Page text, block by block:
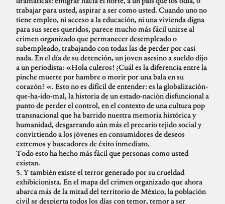
trabajar para usted, aspirar a ser como usted. Cuando uno no
tiene empleo, ni acceso a la educación, ni una vivienda digna
para sus seres queridos, parece mucho más fácil unirse al
crimen organizado que permanecer desempleado o
subempleado, trabajando con todas las de perder por casi
nada. En el día de su detención, un joven asesino a sueldo dijo
a un periodista: «Hola culeros! ¿Cuál es la diferencia entre la
pinche muerte por hambre o morir por una bala en su
corazón? «. Esto no es difícil de entender: es la globalización-
que-ha-ido-mal, la historia de un estado-nación disfuncional a
punto de perder el control, en el contexto de una cultura pop
transnacional que ha barrido nuestra memoria histórica y
humanidad, desgarrando aún más el precario tejido social y
convirtiendo a los jóvenes en consumidores de deseos
extremos y buscadores de éxito inmediato.
Todo esto ha hecho más fácil que personas como usted
existan.
5. Y también existe el terror generado por su crueldad
exhibicionista. En el mapa del crimen organizado que ahora
abarca más de la mitad del territorio de México, la población
civil se despierta todos los días con temor, temor a ser